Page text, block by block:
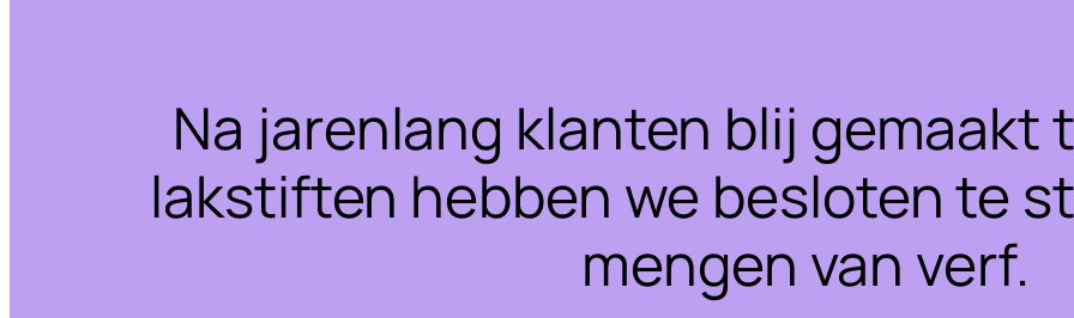
Na jarenlang klanten blij gemaakt
lakstiften hebben we besloten te
mengen van verf.